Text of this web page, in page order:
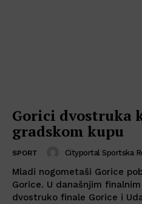
Gorici dvostruka
gradskom kupu
SPORT Cityportal Sportska
Mladi nogometaši Gorice
Gorice. U današnjim
dvostruko finale Gorice i